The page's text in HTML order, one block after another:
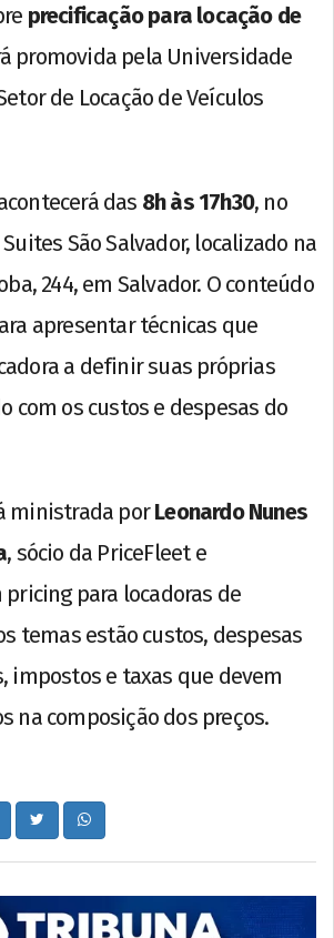
precificação para locação de
promovida pela Universidade
de Locação de Veículos
das 8h às 17h30, no
São Salvador, localizado na
244, em Salvador. O conteúdo
apresentar técnicas que
a definir suas próprias
com os custos e despesas do
ministrada porLeonardo Nunes
, sócio da PriceFleet e
para locadoras de
temas estão custos, despesas
impostos e taxas que devem
na composição dos preços.